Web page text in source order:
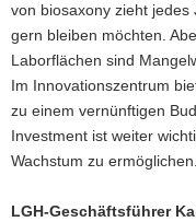
von biosaxony zieht
gern bleiben möchten.
Laborflächen sind
Im Innovationszentrum
zu einem vernünftigen
Investment ist weiter
Wachstum zu
LGH-Geschäftsführer